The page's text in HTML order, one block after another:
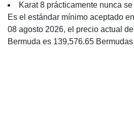
Karat 8 prácticamente nunca
Es el estándar mínimo aceptado
08 agosto 2026, el precio actual
Bermuda es 139,576.65 Bermudas